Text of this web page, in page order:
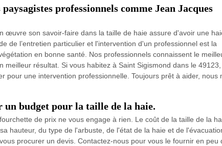
professionnels comme Jean Jacques
œuvre son savoir-faire dans la taille de haie assure d'avoir une
de l’entretien particulier et l'intervention d'un professionnel est la
en bonne santé. Nos professionnels connaissent le
meilleur résultat. Si vous habitez à Saint Sigismond dans le 49123,
pour une intervention professionnelle. Toujours prêt à aider, nous
un budget pour la taille de la haie.
de prix ne vous engage à rien. Le coût de la taille de la
hauteur, du type de l'arbuste, de l'état de la haie et de
procurer un devis. Contactez-nous pour vous le fournir en peu